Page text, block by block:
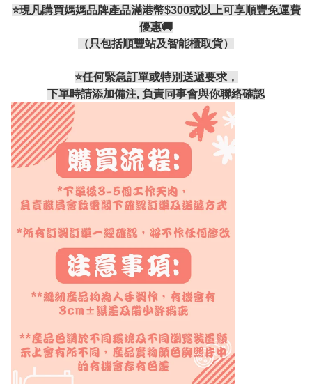
⭐現凡購買媽媽品牌產品滿港幣$300或以上可享順豐免運費
優惠🚚
（只包括順豐站及智能櫃取貨）
⭐️任何緊急訂單或特別送遞要求，
下單時請添加備注, 負責同事會與你聯絡確認